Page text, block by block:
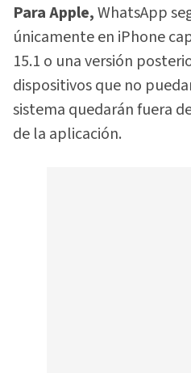
Para Apple,WhatsApp
únicamente en iPhone
15.1 o una versión
dispositivos que no
sistema quedarán fuera
de la aplicación.